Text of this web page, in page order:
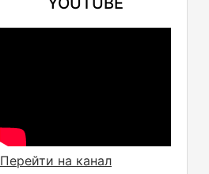
Перейти на канал